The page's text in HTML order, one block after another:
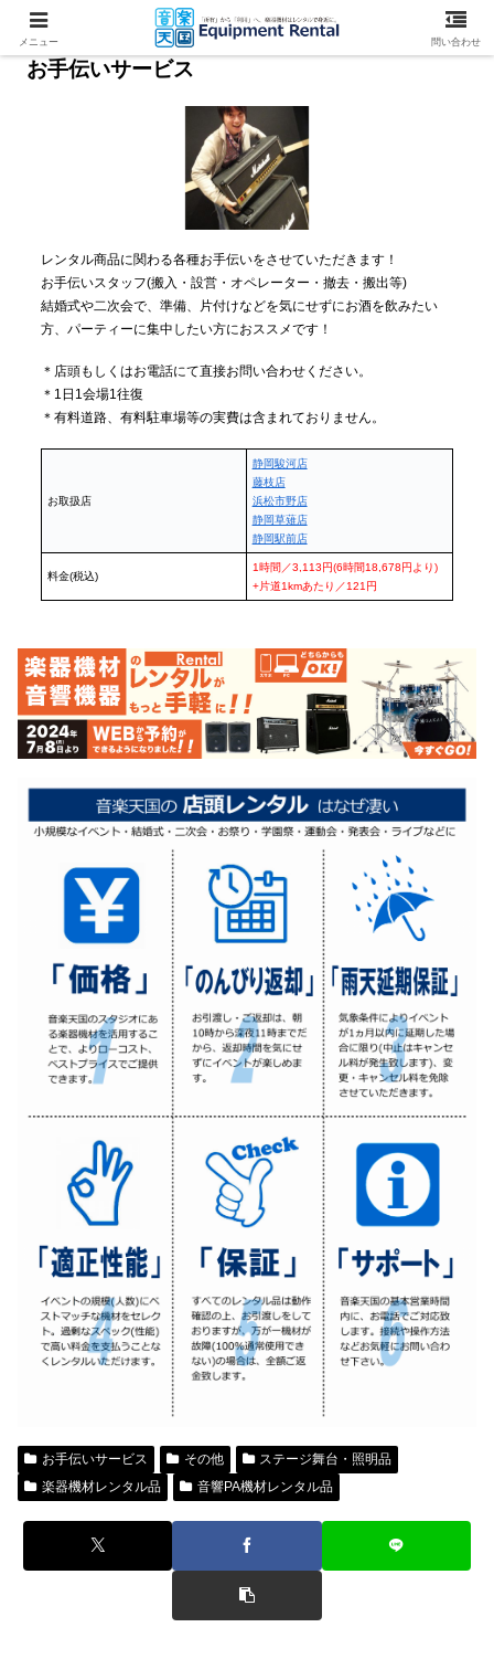
お手伝いサービス
レンタル商品に関わる各種お手伝いをさせていただきます！
お手伝いスタッフ(搬入・設営・オペレーター・撤去・搬出等)
結婚式や二次会で、準備、片付けなどを気にせずにお酒を飲みたい
方、パーティーに集中したい方におススメです！
＊店頭もしくはお電話にて直接お問い合わせください。
＊1日1会場1往復
＊有料道路、有料駐車場等の実費は含まれておりません。
お取扱店
静岡駿河店
藤枝店
浜松市野店
静岡草薙店
静岡駅前店
料金(税込)
1時間／3,113円(6時間18,678円より)
+片道1kmあたり／121円
お手伝いサービス その他
ステージ舞台・照明品
楽器機材レンタル品
音響PA機材レンタル品
メニュー 問い合わせ